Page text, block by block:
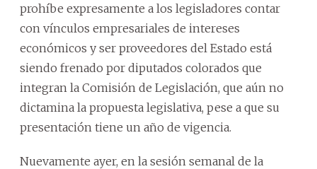
prohíbe expresamente a los legisladores contar
con vínculos empresariales de intereses
económicos y ser proveedores del Estado está
siendo frenado por diputados colorados que
integran la Comisión de Legislación, que aún no
dictamina la propuesta legislativa, pese a que su
presentación tiene un año de vigencia.
Nuevamente ayer, en la sesión semanal de la